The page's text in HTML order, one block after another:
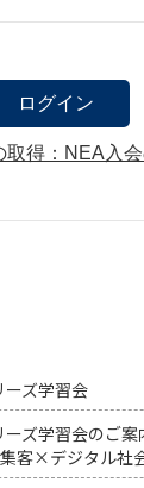
取得：NEA入
ズ学習会
ズ学習会のご
客×デジタル社